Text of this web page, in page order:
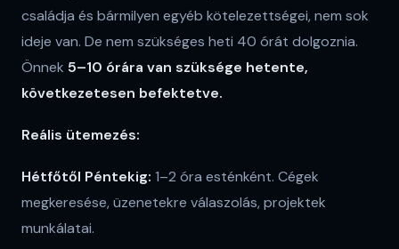
családja és bármilyen egyéb kötelezettségei, nem sok
ideje van. De nem szükséges heti 40 órát dolgoznia.
Önnek 5–10 órára van szüksége hetente,
következetesen befektetve.
Reális ütemezés:
Hétfőtől Péntekig: 1–2 óra esténként. Cégek
megkeresése, üzenetekre válaszolás, projektek
munkálatai.